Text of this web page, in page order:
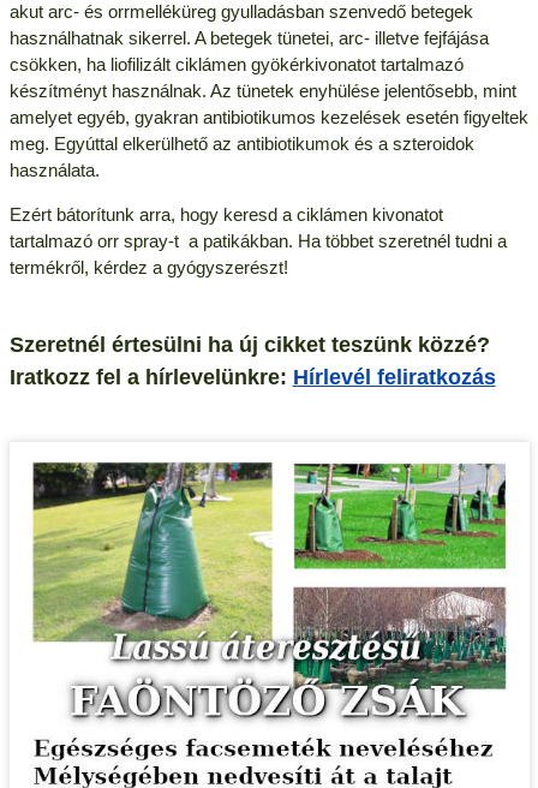
akut arc- és orrmelléküreg gyulladásban szenvedő betegek
használhatnak sikerrel. A betegek tünetei, arc- illetve fejfájása
csökken, ha liofilizált ciklámen gyökérkivonatot tartalmazó
készítményt használnak. Az tünetek enyhülése jelentősebb, mint
amelyet egyéb, gyakran antibiotikumos kezelések esetén figyeltek
meg. Egyúttal elkerülhető az antibiotikumok és a szteroidok
használata.
Ezért bátorítunk arra, hogy keresd a ciklámen kivonatot
tartalmazó orr spray-t a patikákban. Ha többet szeretnél tudni a
termékről, kérdez a gyógyszerészt!
Szeretnél értesülni ha új cikket teszünk közzé?
Iratkozz fel a hírlevelünkre: Hírlevél feliratkozás